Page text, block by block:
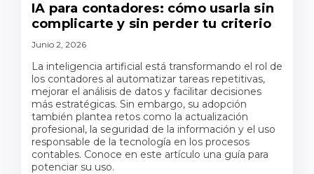
IA para contadores: cómo usarla sin
complicarte y sin perder tu criterio
Junio 2, 2026
La inteligencia artificial está transformando el rol de
los contadores al automatizar tareas repetitivas,
mejorar el análisis de datos y facilitar decisiones
más estratégicas. Sin embargo, su adopción
también plantea retos como la actualización
profesional, la seguridad de la información y el uso
responsable de la tecnología en los procesos
contables. Conoce en este artículo una guía para
potenciar su uso.